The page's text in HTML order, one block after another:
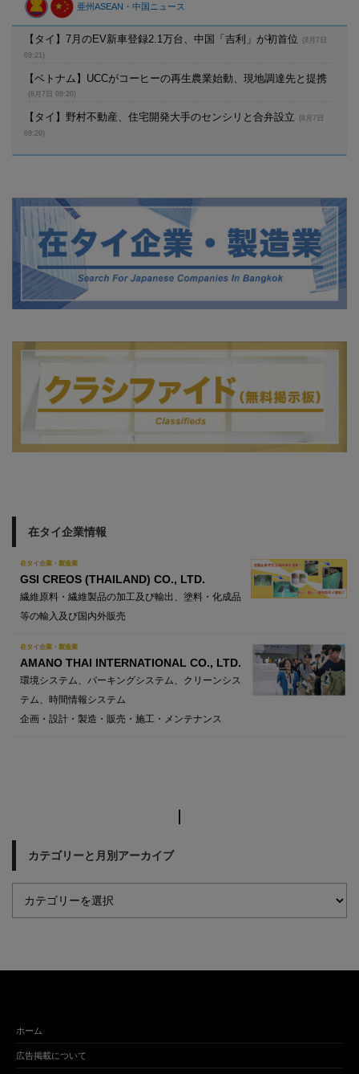
亜州ASEAN・中国ニュース
【タイ】7月のEV新車登録2.1万台、中国「吉利」が初首位
(8月7日
09:21)
【ベトナム】UCCがコーヒーの再生農業始動、現地調達先と提携
(8月7日 09:20)
【タイ】野村不動産、住宅開発大手のセンシリと合弁設立
(8月7日
09:20)
在タイ企業情報
在タイ企業・製造業
GSI CREOS (THAILAND) CO., LTD.
繊維原料・繊維製品の加工及び輸出、塗料・化成品
等の輸入及び国内外販売
在タイ企業・製造業
AMANO THAI INTERNATIONAL CO., LTD.
環境システム、パーキングシステム、クリーンシス
テム、時間情報システム
企画・設計・製造・販売・施工・メンテナンス
カテゴリーと月別アーカイブ
ホーム
広告掲載について